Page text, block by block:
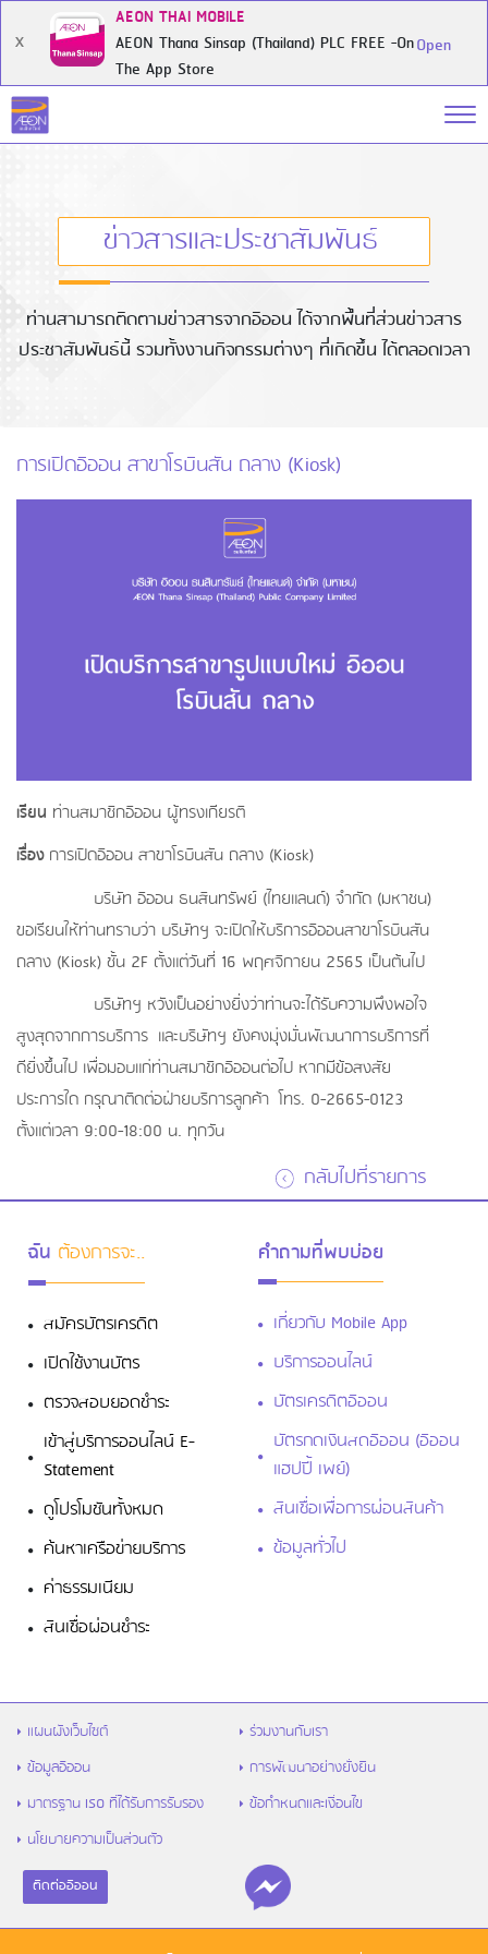
X
AEON THAI MOBILE
AEON Thana Sinsap (Thailand) PLC FREE -On
The App Store
Open
ข่าวสารและประชาสัมพันธ์
ท่านสามารถติดตามข่าวสารจากอิออน ได้จากพื้นที่ส่วนข่าวสาร
ประชาสัมพันธ์นี้ รวมทั้งงานกิจกรรมต่างๆ ที่เกิดขึ้น ได้ตลอดเวลา
การเปิดอิออน สาขาโรบินสัน ถลาง (Kiosk)
เรียน ท่านสมาชิกอิออน ผู้ทรงเกียรติ
เรื่อง การเปิดอิออน สาขาโรบินสัน ถลาง (Kiosk)
บริษัท อิออน ธนสินทรัพย์ (ไทยแลนด์) จำกัด (มหาชน)
ขอเรียนให้ท่านทราบว่า บริษัทฯ จะเปิดให้บริการอิออนสาขาโรบินสัน
ถลาง (Kiosk) ชั้น 2F ตั้งแต่วันที่ 16 พฤศจิกายน 2565 เป็นต้นไป
บริษัทฯ หวังเป็นอย่างยิ่งว่าท่านจะได้รับความพึงพอใจ
สูงสุดจากการบริการ และบริษัทฯ ยังคงมุ่งมั่นพัฒนาการบริการที่
ดียิ่งขึ้นไป เพื่อมอบแก่ท่านสมาชิกอิออนต่อไป หากมีข้อสงสัย
ประการใด กรุณาติดต่อฝ่ายบริการลูกค้า โทร. 0-2665-0123
ตั้งแต่เวลา 9:00-18:00 น. ทุกวัน
กลับไปที่รายการ
ฉัน ต้องการจะ..
สมัครบัตรเครดิต
เปิดใช้งานบัตร
ตรวจสอบยอดชำระ
เข้าสู่บริการออนไลน์ E-
Statement
ดูโปรโมชันทั้งหมด
ค้นหาเครือข่ายบริการ
ค่าธรรมเนียม
สินเชื่อผ่อนชำระ
คำถามที่พบบ่อย
เกี่ยวกับ Mobile App
บริการออนไลน์
บัตรเครดิตอิออน
บัตรกดเงินสดอิออน (อิออน
แฮปปี้ เพย์)
สินเชื่อเพื่อการผ่อนสินค้า
ข้อมูลทั่วไป
แผนผังเว็บไซต์
ร่วมงานกับเรา
ข้อมูลอิออน
การพัฒนาอย่างยั่งยืน
มาตรฐาน ISO ที่ได้รับการรับรอง
ข้อกำหนดและเงื่อนไข
นโยบายความเป็นส่วนตัว
ติดต่ออิออน